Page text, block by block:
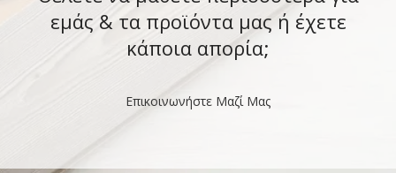
εμάς & τα προϊόντα μας ή έχετε
κάποια απορία;
Επικοινωνήστε Μαζί Μας